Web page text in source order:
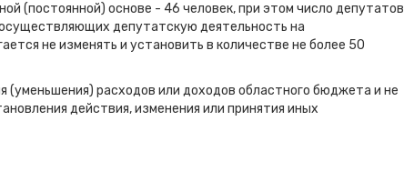
(постоянной) основе - 46 человек, при этом число депутатов
депутатскую деятельность на
не изменять и установить в количестве не более 50
(уменьшения) расходов или доходов областного бюджета и не
действия, изменения или принятия иных